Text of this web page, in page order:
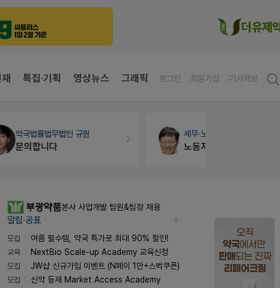
특집·기획 영상뉴스 그래픽 로그인 회원가입 기사제보
세무·노무
노동자의 날 수당계산은 어떻게 되나요
본사 사업개발 팀원&팀장 채용
알림·공표
모집
여름 필수템, 약국 특가로 최대 90% 할인!
교육
NextBio Scale-up Academy 교육신청
모집
JW샵 신규가입 이벤트 (N페이 1만+스벅쿠폰)
모집
신약 등재 Market Access Academy